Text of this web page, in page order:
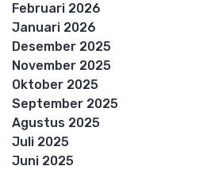
Februari 2026
Januari 2026
Desember 2025
November 2025
Oktober 2025
September 2025
Agustus 2025
Juli 2025
Juni 2025